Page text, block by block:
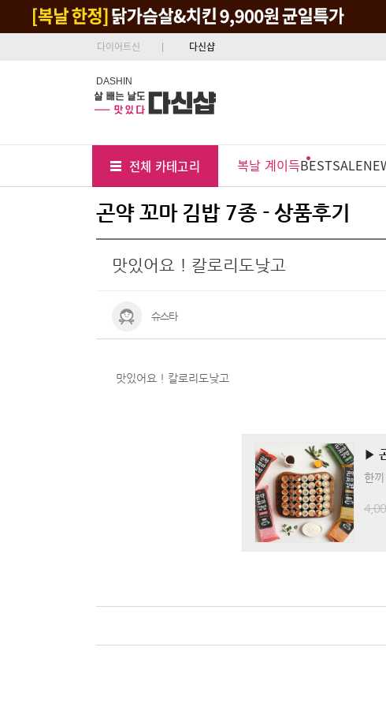
다이어트신 다신샵
DASHIN
전체 카테고리 복날 계이득BESTSALE
곤약 꼬마 김밥 7종 - 상품후기
맛있어요 ! 칼로리도낮고
슈스타
맛있어요 ! 칼로리도낮고
▶
한